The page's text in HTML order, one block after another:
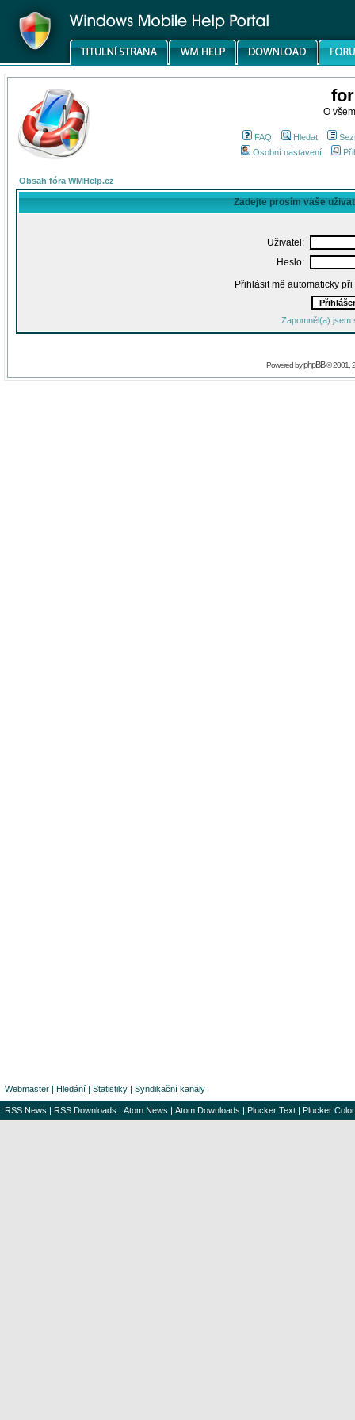
O
FAQ Hledat
Osobní nastavení
Obsah fóra WMHelp.cz
Zadejte prosím vaše
Uživatel:
Heslo:
Přihlásit mě automaticky
Zapomněl(a) jsem
Powered byphpBB© 2001,
Webmaster | Hledání | Statistiky | Syndikační kanály
RSS News | RSS Downloads | Atom News | Atom Downloads | Plucker Text | Plucker Color